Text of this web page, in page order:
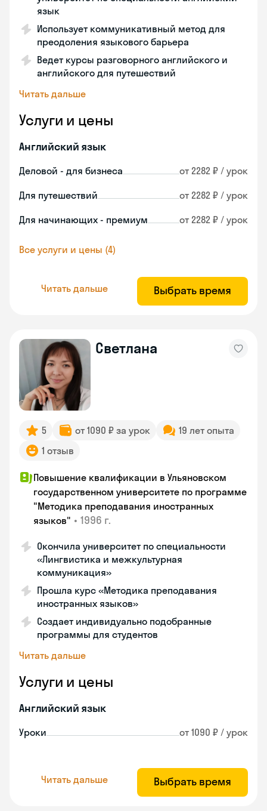
язык
Использует коммуникативный метод для
преодоления языкового барьера
Ведет курсы разговорного английского и
английского для путешествий
Читать дальше
Услуги и цены
Английский язык
Деловой - для бизнеса от 2282 ₽ / урок
Для путешествий от 2282 ₽ / урок
Для начинающих - премиум от 2282 ₽ / урок
Все услуги и цены (4)
Читать дальше Выбрать время
Светлана
5 от 1090 ₽ за урок
19 лет опыта
1 отзыв
Повышение квалификации в Ульяновском
государственном университете по программе
"Методика преподавания иностранных
языков" • 1996 г.
Окончила университет по специальности
«Лингвистика и межкультурная
коммуникация»
Прошла курс «Методика преподавания
иностранных языков»
Создает индивидуально подобранные
программы для студентов
Читать дальше
Услуги и цены
Английский язык
Уроки от 1090 ₽ / урок
Читать дальше Выбрать время